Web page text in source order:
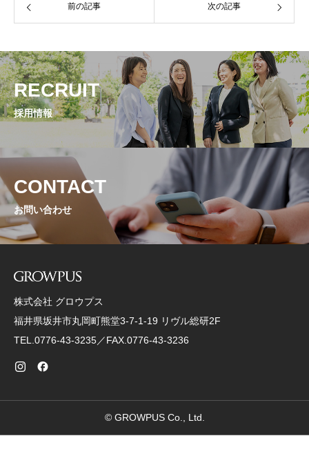
前の記事 次の記事
RECRUIT
採用情報
CONTACT
お問い合わせ
株式会社 グロウプス
福井県坂井市丸岡町熊堂3-7-1-19 リヴル総研2F
TEL.0776-43-3235／FAX.0776-43-3236
© GROWPUS Co., Ltd.